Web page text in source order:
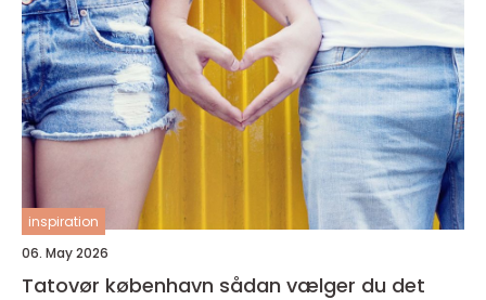
inspiration
06. May 2026
Tatovør københavn sådan vælger du det